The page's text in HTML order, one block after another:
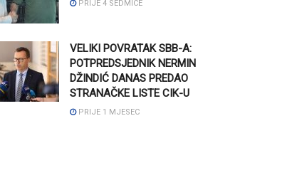
PRIJE 4 SEDMICE
VELIKI POVRATAK SBB-A:
POTPREDSJEDNIK NERMIN
DŽINDIĆ DANAS PREDAO
STRANAČKE LISTE CIK-U
PRIJE 1 MJESEC